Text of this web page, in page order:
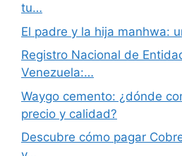
tu…
El padre y la hija manhwa:
Registro Nacional de
Venezuela:…
Waygo cemento: ¿dónde
precio y calidad?
Descubre cómo pagar